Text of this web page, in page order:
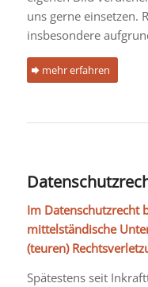
uns gerne einsetzen.
insbesondere
mehr erfahren
Im Datenschutzrecht
mittelständische
(teuren)
Spätestens seit